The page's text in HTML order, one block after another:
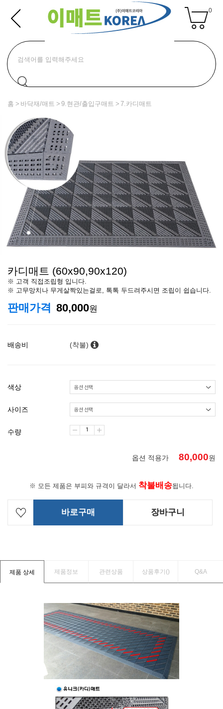
0
홈 바닥재/매트 9.현관/출입구매트 7.카디매트
카디매트 (60x90,90x120)
※ 고객 직접조립형 입니다.
※ 고무망치나 무게살짝있는걸로, 톡톡 두드려주시면 조립이 쉽습니다.
판매가격 80,000원
배송비 (착불)
색상
사이즈
수량
옵션 적용가 80,000원
※ 모든 제품은 부피와 규격이 달라서 착불배송됩니다.
바로구매 장바구니
제품 상세 제품정보 관련상품 상품후기() Q&A